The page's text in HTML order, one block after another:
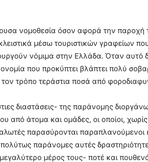
νομοθεσία όσον αφορά την παροχή
μέσω τουριστικών γραφείων
νόμιμα στην Ελλάδα. Όταν αυτό
που προκύπτει βλάπτει πολύ
τρόπο τεράστια ποσά από
διαστάσεις- της παράνομης
από άτομα και ομάδες, οι οποίοι,
παρασύρονται
παράνομες αυτές
μέρος τους- ποτέ και